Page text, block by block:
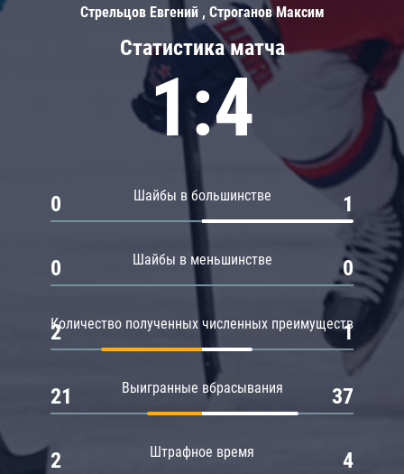
Статистика матча
1:4
Шайбы в большинстве
0 1
Шайбы в меньшинстве
0 0
Количество полученных численных преимуществ
2 1
Выигранные вбрасывания
21 37
Штрафное время
2 4
Стрельцов Евгений , Строганов Максим